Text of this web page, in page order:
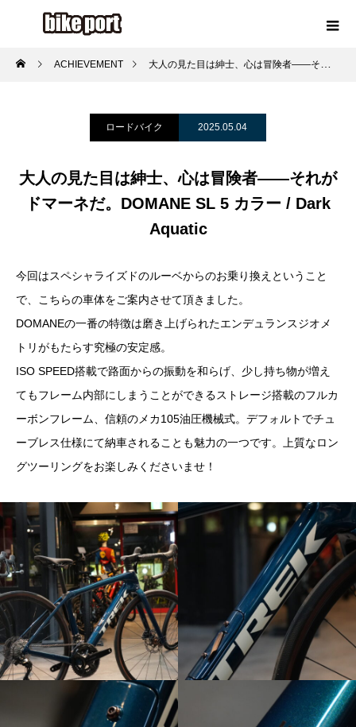
ACHIEVEMENT 大人の見た目は紳士、心は冒険者——それがドマーネだ。DOMANE SL 5 カラー / Dark Aquatic
ロードバイク 2025.05.04
大人の見た目は紳士、心は冒険者——それが
ドマーネだ。DOMANE SL 5 カラー / Dark
Aquatic
今回はスペシャライズドのルーベからのお乗り換えということ
で、こちらの車体をご案内させて頂きました。
DOMANEの一番の特徴は磨き上げられたエンデュランスジオメ
トリがもたらす究極の安定感。
ISO SPEED搭載で路面からの振動を和らげ、少し持ち物が増え
てもフレーム内部にしまうことができるストレージ搭載のフルカ
ーボンフレーム、信頼のメカ105油圧機械式。デフォルトでチュ
ーブレス仕様にて納車されることも魅力の一つです。上質なロン
グツーリングをお楽しみくださいませ！